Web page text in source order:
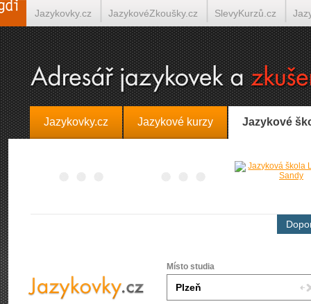
Jazykovky.cz Jazykové kurzy Jazykové
Místo studia
Jazykovky.cz JazykovéZkoušky.cz SlevyKurzů.cz
Španělština on-line Italština on-line Tlumočení-